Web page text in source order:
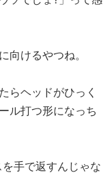
けるやつね。
ヘッドがひっく
ル打つ形になっち
手で返すんじゃな